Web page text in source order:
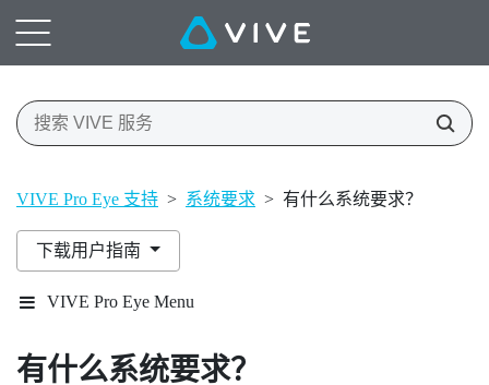
VIVE Pro Eye 支持 > 系统要求 > 有什么系统要求？
下载用户指南
VIVE Pro Eye Menu
有什么系统要求？